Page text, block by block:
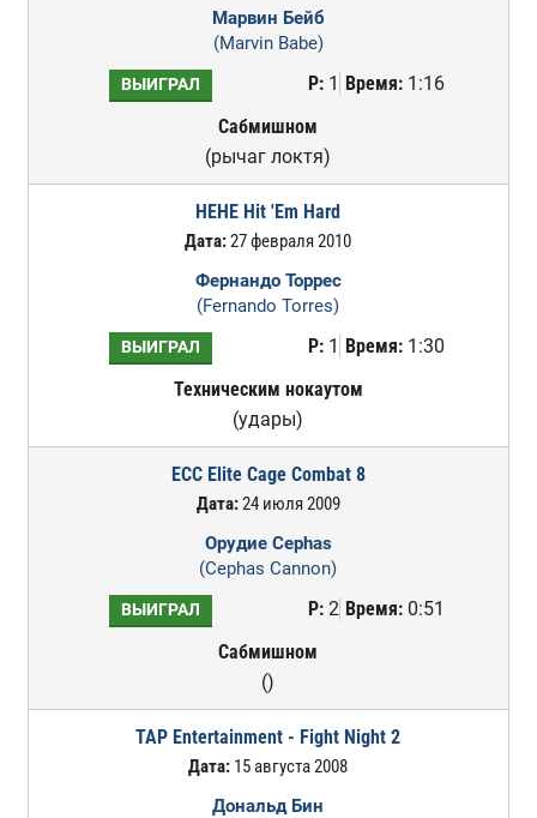
Марвин Бейб
(Marvin Babe)
ВЫИГРАЛ Р:1 Время:1:16
Сабмишном
(рычаг локтя)
HEHE Hit 'Em Hard
Дата:27 февраля 2010
Фернандо Торрес
(Fernando Torres)
ВЫИГРАЛ Р:1 Время:1:30
Техническим нокаутом
(удары)
ECC Elite Cage Combat 8
Дата:24 июля 2009
Орудие Cephas
(Cephas Cannon)
ВЫИГРАЛ Р:2 Время:0:51
Сабмишном
()
TAP Entertainment - Fight Night 2
Дата: 15 августа 2008
Дональд Бин